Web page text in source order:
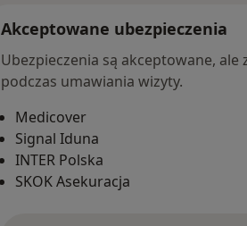
Akceptowane ubezpieczenia
Ubezpieczenia są akceptowane, ale
podczas umawiania wizyty.
Medicover
Signal Iduna
INTER Polska
SKOK Asekuracja